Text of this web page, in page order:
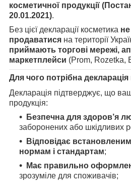
косметичної продукції
20.01.2021).
Без цієї декларації косметика
продаватися на території
приймають торгові мережі,
маркетплейси (Prom, Rozetka,
Для чого потрібна декларація
Декларація підтверджує, що
продукція:
Безпечна для здоров’я
заборонених або шкідливих
Відповідає
нормам і стандартам;
Має правильно
зрозуміле для споживачів;